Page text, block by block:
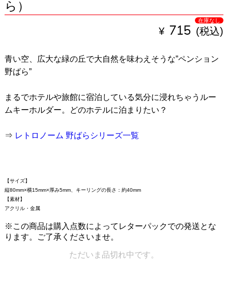
ら）
在庫なし
¥ 715 (税込)
青い空、広大な緑の丘で大自然を味わえそうな”ペンション
野ばら”
まるでホテルや旅館に宿泊している気分に浸れちゃうルー
ムキーホルダー。どのホテルに泊まりたい？
⇒ レトロノーム 野ばらシリーズ一覧
【サイズ】
縦80mm×横15mm×厚み5mm、キーリングの長さ：約40mm
【素材】
アクリル・金属
※この商品は購入点数によってレターパックでの発送とな
ります。ご了承くださいませ。
ただいま品切れ中です。